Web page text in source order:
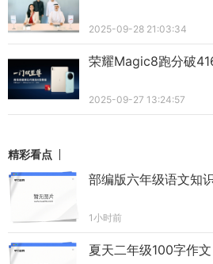
2025-09-28 21:03:34
荣耀Magic8跑分破
2025-09-27 13:24:57
精彩看点
部编版六年级语文知
1小时前
夏天二年级100字作文